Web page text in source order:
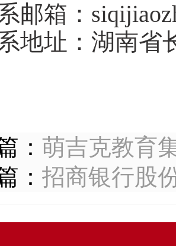
邮箱：
地址：湖南省
： 萌吉克教育
： 招商银行股